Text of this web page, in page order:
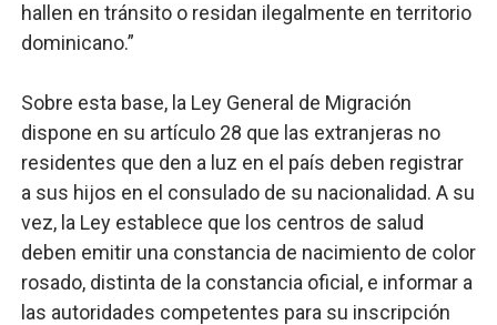
hallen en tránsito o residan ilegalmente en territorio
dominicano.”
Sobre esta base, la Ley General de Migración
dispone en su artículo 28 que las extranjeras no
residentes que den a luz en el país deben registrar
a sus hijos en el consulado de su nacionalidad. A su
vez, la Ley establece que los centros de salud
deben emitir una constancia de nacimiento de color
rosado, distinta de la constancia oficial, e informar a
las autoridades competentes para su inscripción